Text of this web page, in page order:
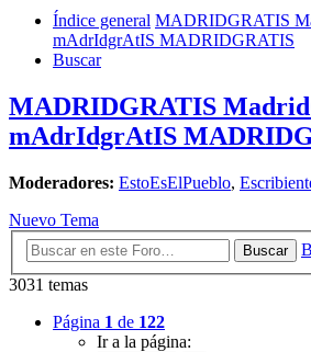
Índice general MADRIDGRATIS
mAdrIdgrAtIS MADRIDGRATIS
Buscar
MADRIDGRATIS
mAdrIdgrAtIS
Moderadores: EstoEsElPueblo,
Nuevo Tema
Buscar
3031 temas
Página 1 de 122
Ir a la página: